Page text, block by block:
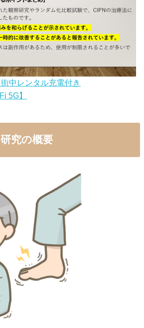
中レンタル充電付き
5G】
究の概要